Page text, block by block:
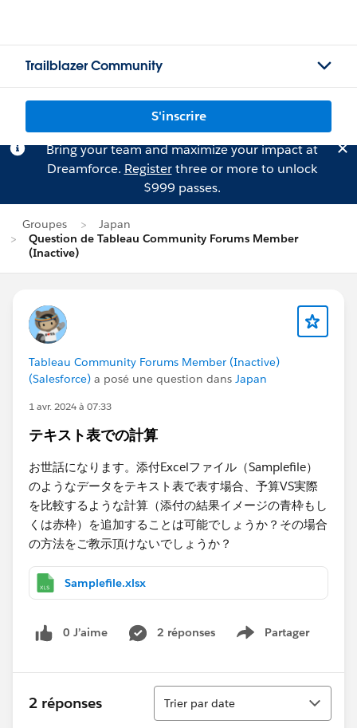
Trailblazer Community
S'inscrire
Bring your team and maximize your impact at
Dreamforce. Registerthree or more to unlock
$999 passes.
Groupes
Japan
Question de Tableau Community Forums Member
(Inactive)
Tableau Community Forums Member (Inactive)
(Salesforce) a posé une question dans Japan
1 avr. 2024 à 07:33
テキスト表での計算
お世話になります。添付Excelファイル（Samplefile）
のようなデータをテキスト表で表す場合、予算VS実際
を比較するような計算（添付の結果イメージの青枠もし
くは赤枠）を追加することは可能でしょうか？その場合
の方法をご教示頂けないでしょうか？
Samplefile.xlsx
0 J’aime 2 réponses Partager
Show menu
2 réponses
Tri
Trier par date